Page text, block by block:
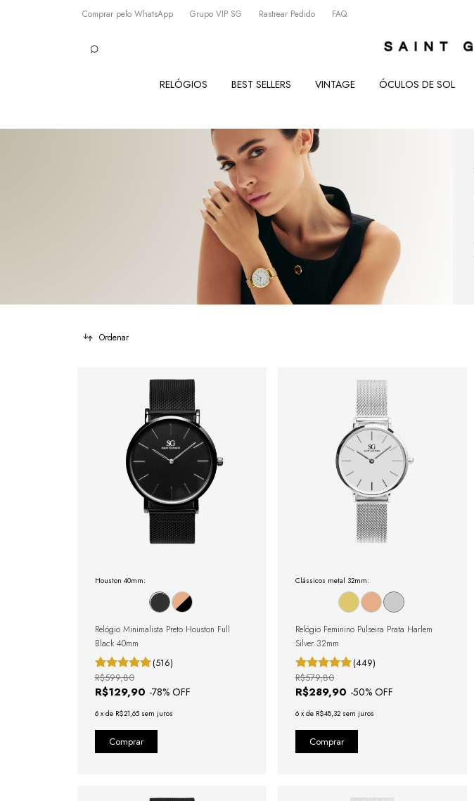
Comprar pelo WhatsApp Grupo VIP SG Rastrear Pedido FAQ
RELÓGIOS BEST SELLERS VINTAGE ÓCULOS DE SOL
Ordenar
Houston 40mm:
Relógio Minimalista Preto Houston Full
Black 40mm
(516)
R$129,90 -78% OFF
R$599,80
6 x de R$21,65 sem juros
Clássicos metal 32mm:
Relógio Feminino Pulseira Prata Harlem
Silver 32mm
(449)
R$289,90 -50% OFF
R$579,80
6 x de R$48,32 sem juros